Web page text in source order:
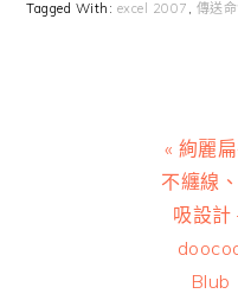
Tagged With: excel 2007 傳送
Post:
« 絢麗
不纏線
吸設計
Blub